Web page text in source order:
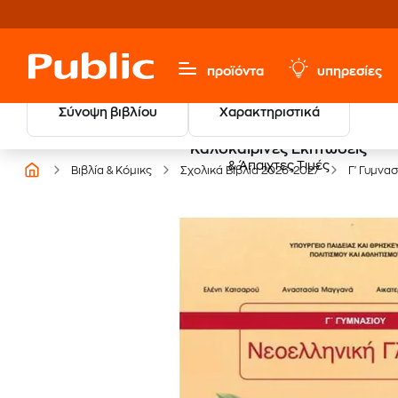
προϊόντα υπηρεσίες
Σύνοψη βιβλίου Χαρακτηριστικά
Καλοκαιρινές Εκπτώσεις
& Άπαιχτες Τιμές
Βιβλία & Κόμικς Σχολικά Βιβλία 2026-2027 Γ'